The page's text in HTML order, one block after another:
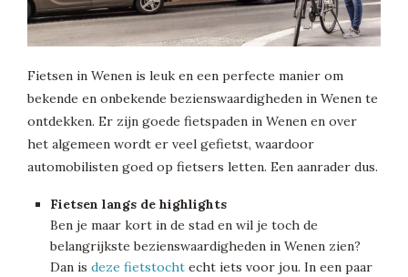
Fietsen in Wenen is leuk en een perfecte manier om
bekende en onbekende bezienswaardigheden in Wenen te
ontdekken. Er zijn goede fietspaden in Wenen en over
het algemeen wordt er veel gefietst, waardoor
automobilisten goed op fietsers letten. Een aanrader dus.
Fietsen langs de highlights
Ben je maar kort in de stad en wil je toch de
belangrijkste bezienswaardigheden in Wenen zien?
Dan is deze fietstocht echt iets voor jou. In een paar